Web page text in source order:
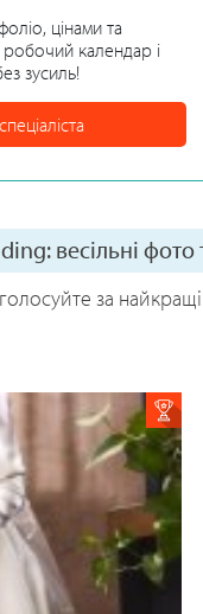
цінами та
календар і
зусиль!
весільні фото
за найкращі